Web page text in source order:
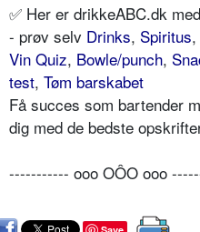
✅ Her er drikkeABC.dk
- prøv selv Drinks, Spiritus,
Vin Quiz, Bowle/punch,
test, Tøm barskabet
Få succes som bartender
dig med de bedste
----------- ooo OÔO ooo